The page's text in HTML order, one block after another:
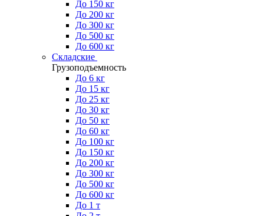
До 150 кг
До 200 кг
До 300 кг
До 500 кг
До 600 кг
Складские
Грузоподъемность
До 6 кг
До 15 кг
До 25 кг
До 30 кг
До 50 кг
До 60 кг
До 100 кг
До 150 кг
До 200 кг
До 300 кг
До 500 кг
До 600 кг
До 1 т